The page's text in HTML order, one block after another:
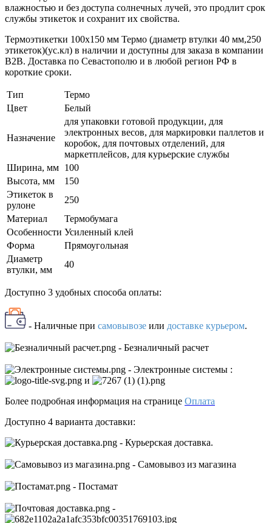
влажностью и без доступа солнечных лучей, это продлит срок
службы этикеток и сохранит их свойства.
Термоэтикетки 100х150 мм Термо (диаметр втулки 40 мм,250
этикеток)(ус.кл) в наличии и доступны для заказа в компании
B2B. Доставка по Севастополю и в любой регион РФ в
короткие сроки.
Тип
Термо
Цвет
Белый
Назначение
для упаковки готовой продукции, для
электронных весов, для маркировки паллетов и
коробок, для почтовых отделений, для
маркетплейсов, для курьерские службы
Ширина, мм 100
Высота, мм
150
Этикеток в
рулоне
250
Материал
Термобумага
Особенности Усиленный клей
Форма
Прямоугольная
Диаметр
втулки, мм
40
Доступно 3 удобных способа оплаты:
- Наличные при самовывозе или доставке курьером.
- Безналичный расчет
- Электронные системы :
и
Более подробная информация на странице Оплата
Доступно 4 варианта доставки:
- Курьерская доставка.
- Самовывоз из магазина
- Постамат
-